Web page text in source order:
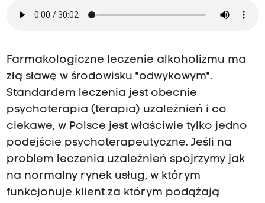
Farmakologiczne leczenie alkoholizmu ma
złą sławę w środowisku "odwykowym".
Standardem leczenia jest obecnie
psychoterapia (terapia) uzależnień i co
ciekawe, w Polsce jest właściwie tylko jedno
podejście psychoterapeutyczne. Jeśli na
problem leczenia uzależnień spojrzymy jak
na normalny rynek usług, w którym
funkcjonuje klient za którym podążają